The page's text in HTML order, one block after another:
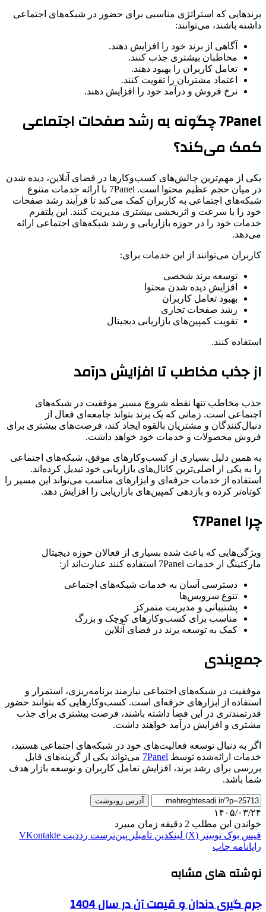
برندهایی که استراتژی مناسبی برای حضور در شبکه‌های اجتماعی
داشته باشند، می‌توانند:
آگاهی از برند خود را افزایش دهند.
مخاطبان بیشتری جذب کنند.
تعامل کاربران را بهبود دهند.
اعتماد مشتریان را تقویت کنند.
نرخ فروش و درآمد خود را افزایش دهند.
7Panel چگونه به رشد صفحات اجتماعی
کمک می‌کند؟
یکی از مهم‌ترین چالش‌های کسب‌وکارها در فضای آنلاین، دیده شدن
در میان حجم عظیم محتوا است. 7Panel با ارائه خدمات متنوع
شبکه‌های اجتماعی به کاربران کمک می‌کند تا فرآیند رشد صفحات
خود را با سرعت و اثربخشی بیشتری مدیریت کنند. این پلتفرم
خدمات خود را در حوزه بازاریابی و رشد شبکه‌های اجتماعی ارائه
می‌دهد.
کاربران می‌توانند از این خدمات برای:
توسعه برند شخصی
افزایش دیده شدن محتوا
بهبود تعامل کاربران
رشد صفحات تجاری
تقویت کمپین‌های بازاریابی دیجیتال
استفاده کنند.
از جذب مخاطب تا افزایش درآمد
جذب مخاطب تنها نقطه شروع مسیر موفقیت در شبکه‌های
اجتماعی است. زمانی که یک برند بتواند جامعه‌ای فعال از
دنبال‌کنندگان و مشتریان بالقوه ایجاد کند، فرصت‌های بیشتری برای
فروش محصولات و خدمات خود خواهد داشت.
به همین دلیل بسیاری از کسب‌وکارهای موفق، شبکه‌های اجتماعی
را به یکی از اصلی‌ترین کانال‌های بازاریابی خود تبدیل کرده‌اند.
استفاده از خدمات حرفه‌ای و ابزارهای مناسب می‌تواند این مسیر را
کوتاه‌تر کرده و بازدهی کمپین‌های بازاریابی را افزایش دهد.
چرا 7Panel؟
ویژگی‌هایی که باعث شده بسیاری از فعالان حوزه دیجیتال
مارکتینگ از خدمات 7Panel استفاده کنند عبارت‌اند از:
دسترسی آسان به خدمات شبکه‌های اجتماعی
تنوع سرویس‌ها
پشتیبانی و مدیریت متمرکز
مناسب برای کسب‌وکارهای کوچک و بزرگ
کمک به توسعه برند در فضای آنلاین
جمع‌بندی
موفقیت در شبکه‌های اجتماعی نیازمند برنامه‌ریزی، استمرار و
استفاده از ابزارهای حرفه‌ای است. کسب‌وکارهایی که بتوانند حضور
قدرتمندتری در این فضا داشته باشند، فرصت بیشتری برای جذب
مشتری و افزایش درآمد خواهند داشت.
اگر به دنبال توسعه فعالیت‌های خود در شبکه‌های اجتماعی هستید،
خدمات ارائه‌شده توسط 7Panel می‌تواند یکی از گزینه‌های قابل
بررسی برای رشد برند، افزایش تعامل کاربران و توسعه بازار هدف
شما باشد.
آدرس رونوشت
۱۴۰۵/۰۳/۲۴
خواندن این مطلب 2 دقیقه زمان میبرد
فیس بوک توییتر (X) لینکدین ‫تامبلر ‫پین‌ترست ‫رددیت ‫VKontakte
رایانامه چاپ
نوشته های مشابه
جرم گیری دندان و قیمت آن در سال 1404